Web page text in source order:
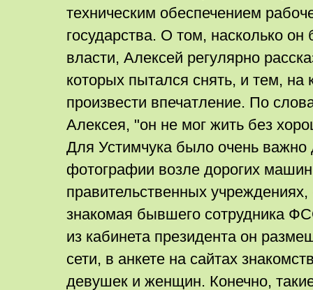
техническим обеспечением
государства. О том, насколько он
власти, Алексей регулярно
которых пытался снять, и тем, на
произвести впечатление. По
Алексея, "он не мог жить без
Для Устимчука было очень важно
фотографии возле дорогих
правительственных
знакомая бывшего сотрудника
из кабинета президента он
сети, в анкете на сайтах
девушек и женщин. Конечно,